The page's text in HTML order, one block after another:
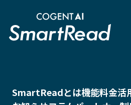
SmartReadとは機能料金活